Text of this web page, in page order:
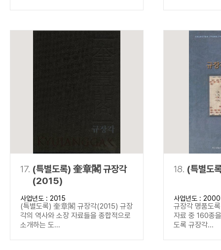
17. (특별도록) 奎章閣 규장각
(2015)
사업년도 : 2015
(특별도록) 奎章閣 규장각(2015) 규장
각의 역사와 소장 자료들을 종합적으로
소개하는 도...
18. (특별도
사업년도 : 2000
규장각 명품도
자료 중 160종
도록 규장각...